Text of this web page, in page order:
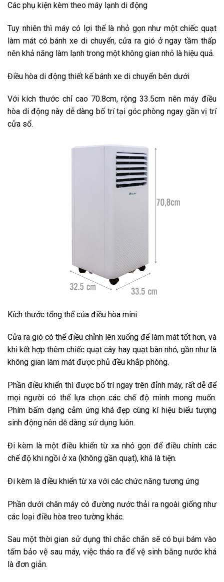
Các phụ kiện kèm theo máy lạnh di động
Tuy nhiên thì máy có lợi thế là nhỏ gọn như một chiếc quạt
làm mát có bánh xe di chuyển, cửa ra gió ở ngay tầm thấp
nên khả năng làm lạnh trong một không gian nhỏ là hiệu quả.
Điều hòa di động thiết kế bánh xe di chuyển bên dưới
Với kích thước chỉ cao 70.8cm, rộng 33.5cm nên máy điều
hòa di động này dễ dàng bố trí tại góc phòng ngay gần vị trí
cửa sổ.
Kích thước tổng thể của điều hòa mini
Cửa ra gió có thể điều chỉnh lên xuống để làm mát tốt hơn, và
khi kết hợp thêm chiếc quạt cây hay quạt bàn nhỏ, gần như là
không gian làm mát được phủ đều khắp phòng.
Phần điều khiển thì được bố trí ngay trên đỉnh máy, rất dễ để
mọi người có thể lựa chọn các chế độ mình mong muốn.
Phím bấm dạng cảm ứng khá đẹp cùng kí hiệu biểu tượng
sinh động nên dễ dàng sử dụng luôn.
Đi kèm là một điều khiển từ xa nhỏ gọn để điều chỉnh các
chế độ khi ngồi ở xa (không gần quạt), khá là tiện.
Đi kèm là điều khiển từ xa với các chức năng tương ứng
Phần dưới chân máy có đường nước thải ra ngoài giống như
các loại điều hòa treo tường khác.
Sau một thời gian sử dụng thì chắc chắn sẽ có bụi bám vào
tấm bảo vệ sau máy, việc tháo ra để vệ sinh bằng nước khá
là đơn giản.